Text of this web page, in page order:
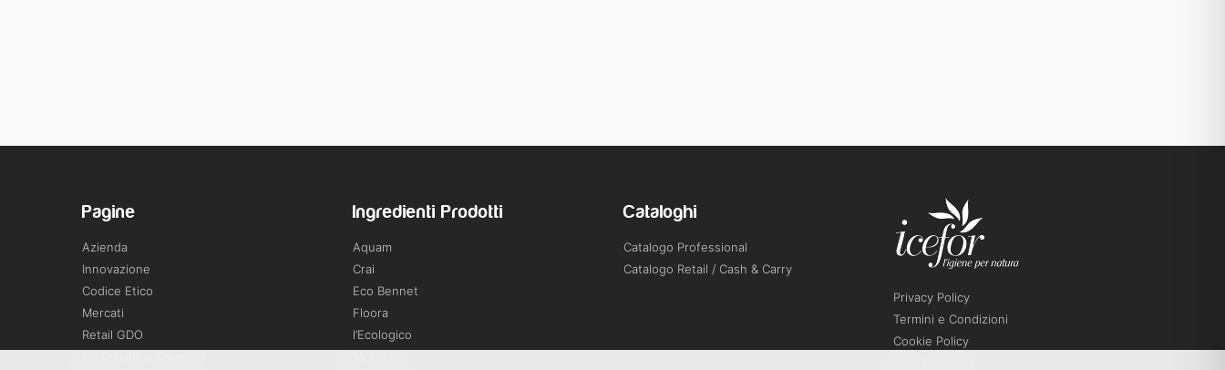
Pagine
Azienda
Innovazione
Codice Etico
Mercati
Retail GDO
Ingredienti Prodotti
Aquam
Crai
Eco Bennet
Floora
l’Ecologico
Cataloghi
Catalogo Professional
Catalogo Retail / Cash & Carry
Privacy Policy
Termini e Condizioni
Cookie Policy